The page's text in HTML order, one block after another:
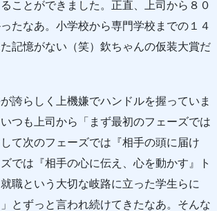
ことができました。正直、上司から８０
たなあ。小学校から専門学校までの１４
記憶がない（笑）欽ちゃんの仮装大賞だ
誇らしく上機嫌でハンドルを握っていま
つも上司から「まず最初のフェーズでは
て次のフェーズでは『相手の頭に届け
では『相手の心に伝え、心を動かす』ト
職という大切な岐路に立った学生らに
とずっと言われ続けてきたなあ。そんな